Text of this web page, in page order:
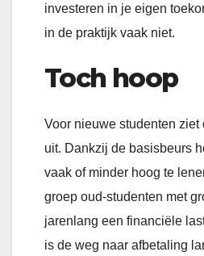
investeren in je eigen
in de praktijk vaak niet.
Toch hoop
Voor nieuwe studenten ziet
uit. Dankzij de basisbeurs
vaak of minder hoog te
groep oud-studenten met
jarenlang een financiële
is de weg naar afbetaling